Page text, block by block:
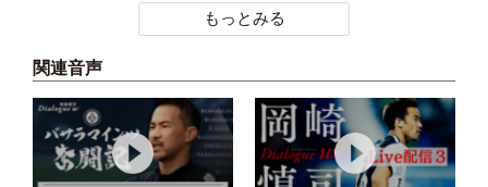
もっとみる
関連音声